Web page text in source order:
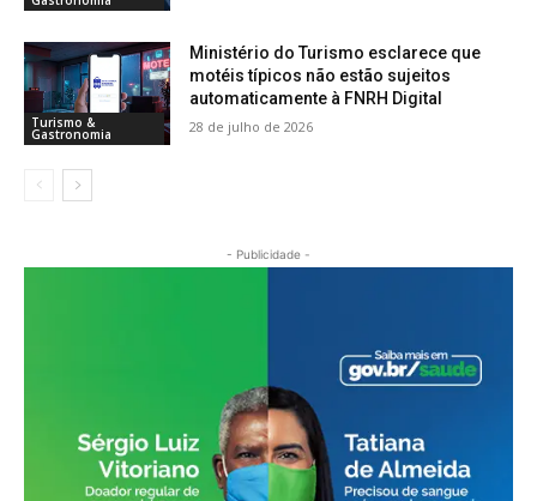
Turismo &
Gastronomia
Ministério do Turismo esclarece que
motéis típicos não estão sujeitos
automaticamente à FNRH Digital
28 de julho de 2026
- Publicidade -